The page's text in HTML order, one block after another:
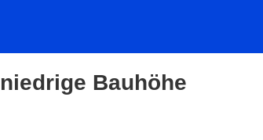
niedrige Bauhöhe